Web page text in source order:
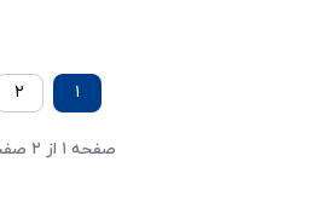
صفحه ۱ از ۲ صفحه
۱ ۲